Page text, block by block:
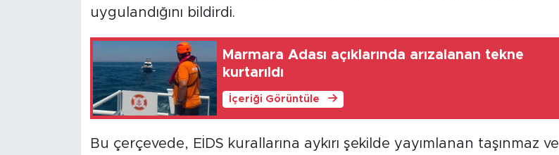
uygulandığını bildirdi.
Marmara Adası açıklarında arızalanan tekne
kurtarıldı
İçeriği Görüntüle
Bu çerçevede, EİDS kurallarına aykırı şekilde yayımlanan taşınmaz ve